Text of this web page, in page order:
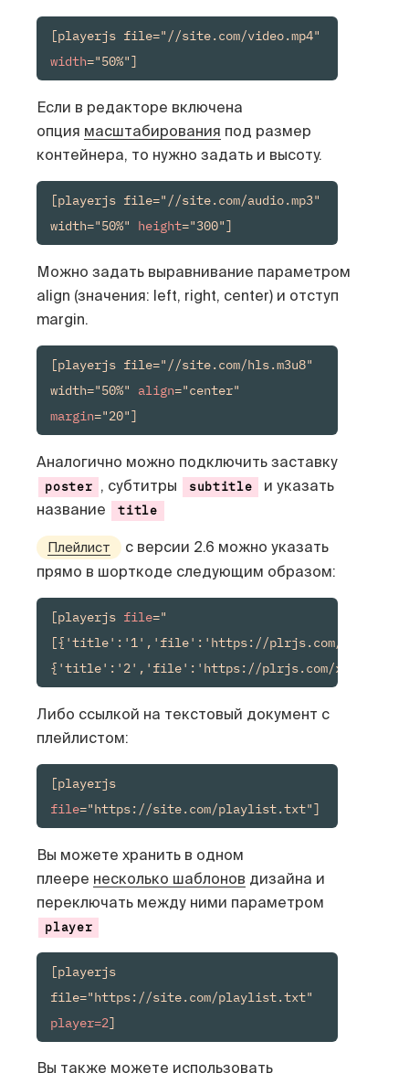
width="50%"]
Если в редакторе включена
опция масштабирования под размер
контейнера, то нужно задать и высоту.
[playerjs file="//site.com/audio.mp3"
width="50%" height="300"]
Можно задать выравнивание параметром
align (значения: left, right, center) и отступ
margin.
[playerjs file="//site.com/hls.m3u8"
width="50%" align
margin="20"]
Аналогично можно подключить заставку
poster , субтитры subtitle
и указать
название
title
Плейлист
с версии 2.6 можно указать
прямо в шорткоде следующим образом:
[playerjs file="
[{'title':'1','file':'https://plrjs.com/x.mp4'},
{'title':'2','file':'https://plrjs.com/x.mp4'}]"]
Либо ссылкой на текстовый документ с
плейлистом:
file="https://site.com/playlist.txt"]
Вы можете хранить в одном
плеере несколько шаблонов дизайна и
переключать между ними параметром
player
[playerjs
player=2]
Вы также можете использовать